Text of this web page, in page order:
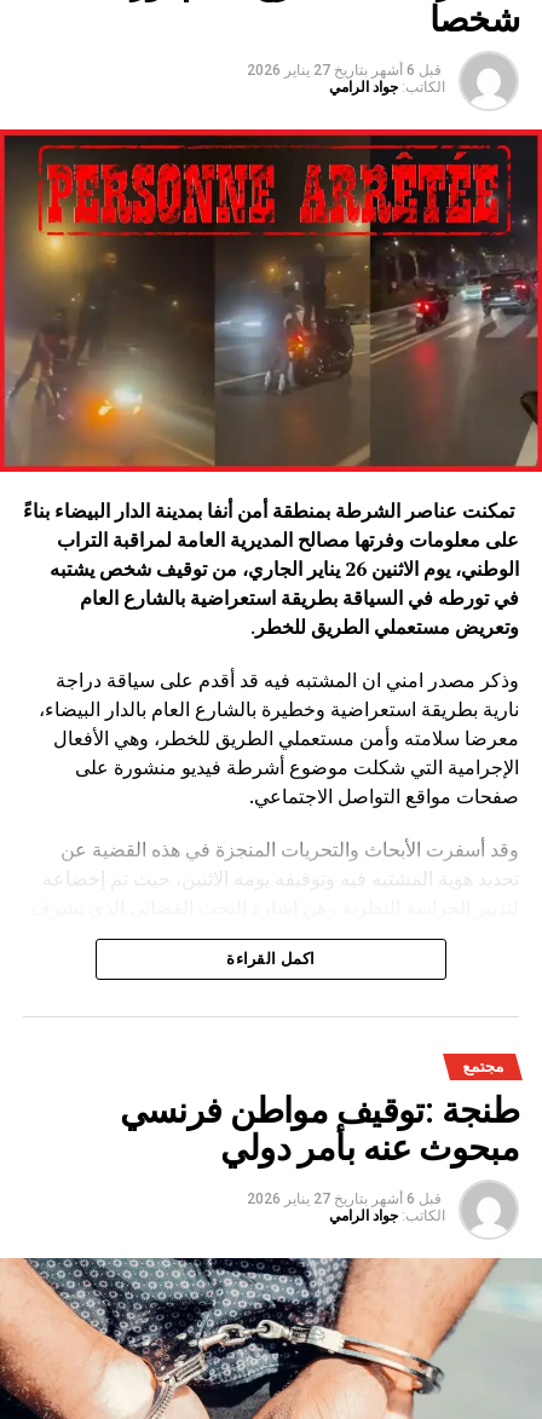
شخصا
قبل 6 أشهر بتاريخ 27 يناير 2026
الكاتب: جواد الرامي
تمكنت عناصر الشرطة بمنطقة أمن أنفا بمدينة الدار البيضاء بناءً
على معلومات وفرتها مصالح المديرية العامة لمراقبة التراب
الوطني، يوم الاثنين 26 يناير الجاري، من توقيف شخص يشتبه
في تورطه في السياقة بطريقة استعراضية بالشارع العام
وتعريض مستعملي الطريق للخطر .
وذكر مصدر امني ان المشتبه فيه قد أقدم على سياقة دراجة
نارية بطريقة استعراضية وخطيرة بالشارع العام بالدار البيضاء،
معرضا سلامته وأمن مستعملي الطريق للخطر، وهي الأفعال
الإجرامية التي شكلت موضوع أشرطة فيديو منشورة على
صفحات مواقع التواصل الاجتماعي.
وقد أسفرت الأبحاث والتحريات المنجزة في هذه القضية عن
تحديد هوية المشتبه فيه وتوقيفه يومه الاثنين، حيث تم إخضاعه
عليه النيابة العامة المختصة، وذلك للكشف عن جميع ظروف
وملابسات وخلفيات هذه القضية، وكذا تحديد كافة
اكمل القراءة
مجتمع
طنجة :توقيف مواطن فرنسي
مبحوث عنه بأمر دولي
قبل 6 أشهر بتاريخ 27 يناير 2026
الكاتب: جواد الرامي